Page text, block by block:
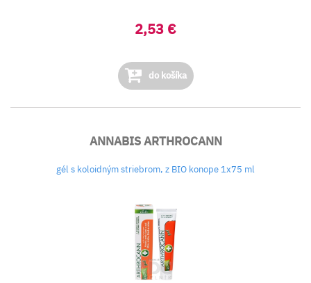
2,53 €
do košíka
ANNABIS ARTHROCANN
gél s koloidným striebrom, z BIO konope 1x75 ml